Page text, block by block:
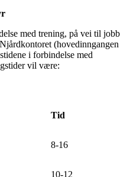
med trening, på vei til jobb
(hovedinngangen
i forbindelse med
vil være:
Tid
8-16
10-12